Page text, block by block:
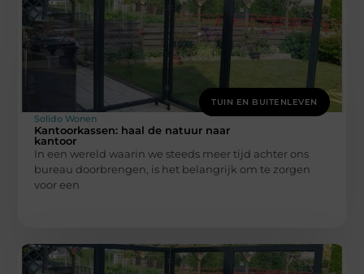
TUIN EN BUITENLEVEN
Solido Wonen
Kantoorkassen: haal de natuur naar
kantoor
In een wereld waarin we steeds meer tijd achter ons
bureau doorbrengen, is het belangrijk om te zorgen
voor een